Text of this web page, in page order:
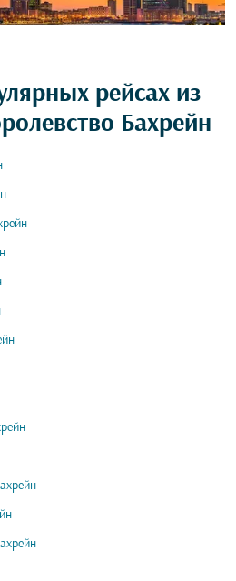
рейсах из
Бахрейн